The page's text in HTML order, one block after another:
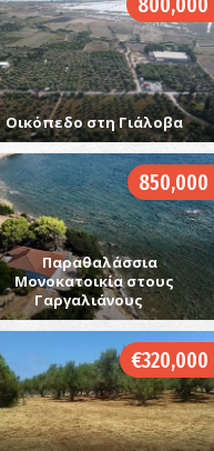
Οικόπεδο στη Γιάλοβα
850,000
Παραθαλάσσια
Μονοκατοικία στους
Γαργαλιάνους
€320,000